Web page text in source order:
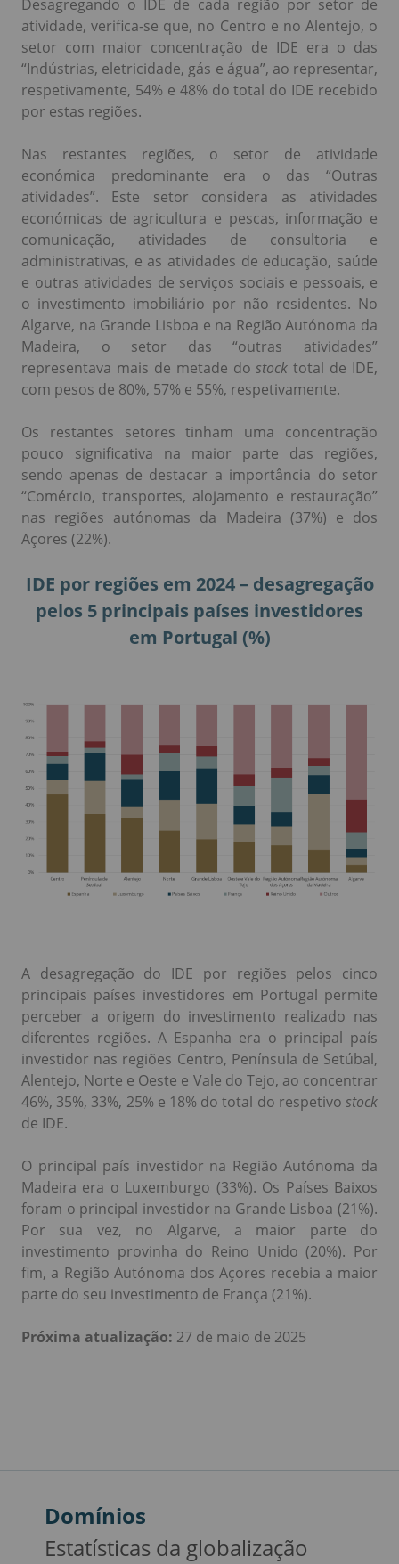
Desagregando o IDE de cada região por setor de
atividade, verifica-se que, no Centro e no Alentejo, o
setor com maior concentração de IDE era o das
“Indústrias, eletricidade, gás e água”, ao representar,
respetivamente, 54% e 48% do total do IDE recebido
por estas regiões.
Nas restantes regiões, o setor de atividade
económica predominante era o das “Outras
atividades”. Este setor considera as atividades
económicas de agricultura e pescas, informação e
comunicação, atividades de consultoria e
administrativas, e as atividades de educação, saúde
e outras atividades de serviços sociais e pessoais, e
o investimento imobiliário por não residentes. No
Algarve, na Grande Lisboa e na Região Autónoma da
Madeira, o setor das “outras atividades”
representava mais de metade dostock total de IDE,
com pesos de 80%, 57% e 55%, respetivamente.
Os restantes setores tinham uma concentração
pouco significativa na maior parte das regiões,
sendo apenas de destacar a importância do setor
“Comércio, transportes, alojamento e restauração”
nas regiões autónomas da Madeira (37%) e dos
Açores (22%).
IDE por regiões em 2024 – desagregação
pelos 5 principais países investidores
em Portugal (%)
A desagregação do IDE por regiões pelos cinco
principais países investidores em Portugal permite
perceber a origem do investimento realizado nas
diferentes regiões. A Espanha era o principal país
investidor nas regiões Centro, Península de Setúbal,
Alentejo, Norte e Oeste e Vale do Tejo, ao concentrar
46%, 35%, 33%, 25% e 18% do total do respetivo stock
de IDE.
O principal país investidor na Região Autónoma da
Madeira era o Luxemburgo (33%). Os Países Baixos
foram o principal investidor na Grande Lisboa (21%).
Por sua vez, no Algarve, a maior parte do
investimento provinha do Reino Unido (20%). Por
fim, a Região Autónoma dos Açores recebia a maior
parte do seu investimento de França (21%).
Próxima atualização: 27 de maio de 2025
Domínios
Estatísticas da globalização